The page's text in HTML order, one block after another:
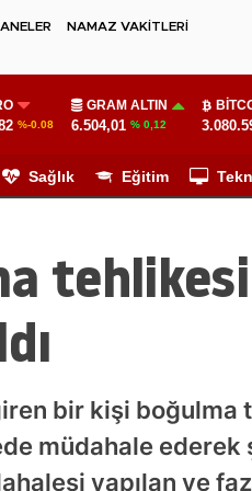
NAMAZ VAKİTLERİ
%-0.08
GRAM ALTIN
6.504,01 % 0,12
Sağlık Eğitim
tehlikesi
bir kişi boğulma
müdahale ederek
yapılan ve